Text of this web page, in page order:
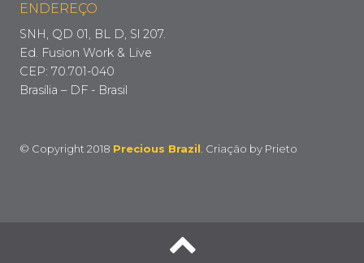
ENDEREÇO
SNH, QD 01, BL D, Sl 207.
Ed. Fusion Work & Live
CEP: 70.701-040
Brasília – DF - Brasil
© Copyright 2018 Precious Brazil. Criação by Prieto